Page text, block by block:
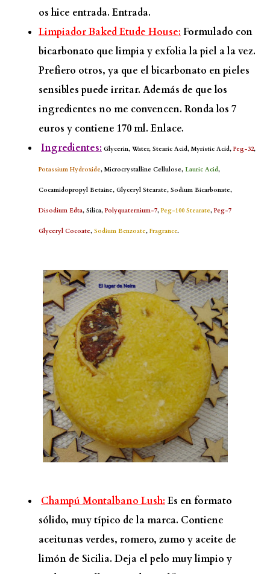
os hice entrada. Entrada.
Limpiador Baked Etude House: Formulado con
bicarbonato que limpia y exfolia la piel a la vez.
Prefiero otros, ya que el bicarbonato en pieles
sensibles puede irritar. Además de que los
ingredientes no me convencen. Ronda los 7
euros y contiene 170 ml. Enlace.
Ingredientes: Glycerin, Water, Stearic Acid, Myristic Acid,Peg-32,
Potassium Hydroxide, Microcrystalline Cellulose, Lauric Acid,
Cocamidopropyl Betaine, Glyceryl Stearate, Sodium Bicarbonate,
Disodium Edta, Silica,Polyquaternium-7,Peg-100 Stearate,Peg-7
Glyceryl Cocoate, Sodium Benzoate, Fragrance.
Champú Montalbano Lush: Es en formato
sólido, muy típico de la marca. Contiene
aceitunas verdes, romero, zumo y aceite de
limón de Sicilia. Deja el pelo muy limpio y